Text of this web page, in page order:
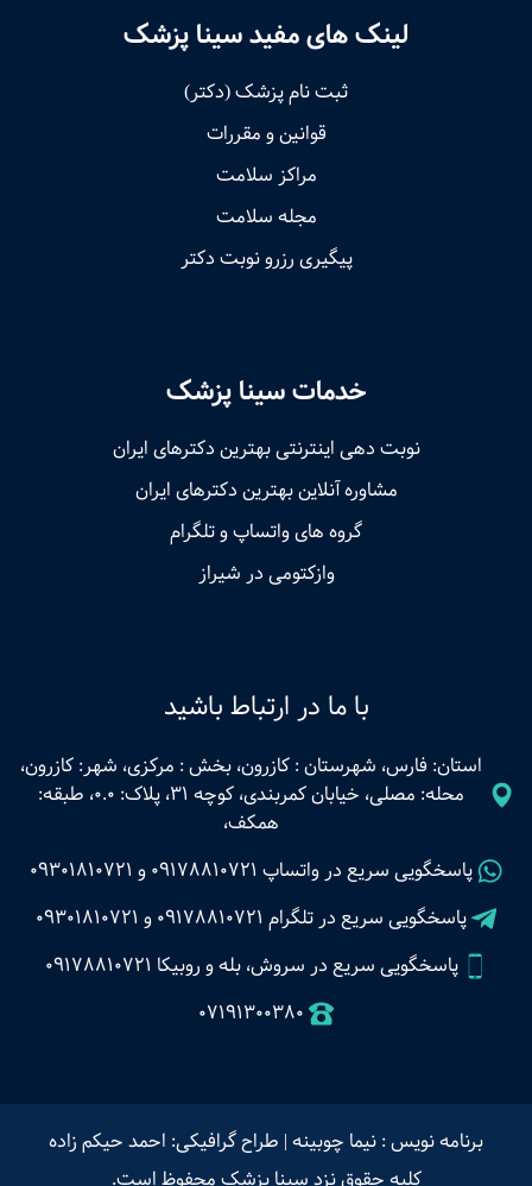
لینک های مفید سینا پزشک
ثبت نام پزشک (دکتر)
قوانین و مقررات
مراکز سلامت
مجله سلامت
پیگیری رزرو نوبت دکتر
خدمات سینا پزشک
نوبت‌ دهی اینترنتی بهترین دکترهای ایران
مشاوره آنلاین بهترین دکترهای ایران
گروه های واتساپ و تلگرام
وازکتومی در شیراز
با ما در ارتباط باشید
استان: فارس، شهرستان : کازرون، بخش : مرکزی، شهر: کازرون،
محله: مصلی، خیابان کمربندی، کوچه 31، پلاک: 0.0، طبقه:
همکف،
پاسخگویی سریع در واتساپ 09178810721 و 09301810721
پاسخگویی سریع در تلگرام 09178810721 و 09301810721
پاسخگویی سریع در سروش، بله و روبیکا 09178810721
07191300380
برنامه نویس : نیما چوبینه | طراح گرافیکی: احمد حیکم زاده
کلیه حقوق نزد سینا پزشک محفوظ است.